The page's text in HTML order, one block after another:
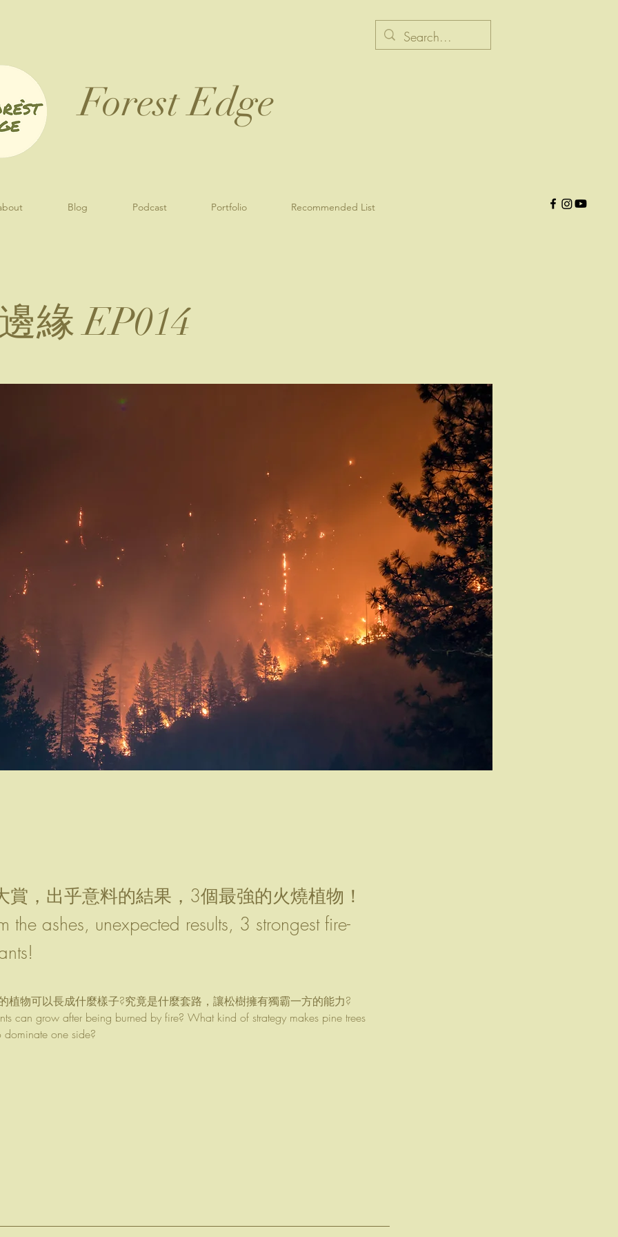
Forest Edge​
Blog Podcast Portfolio Recommended List
緣 EP014
賞，出乎意料的結果，3個最強的火燒植物！
the ashes, unexpected results, 3 strongest fire-
植物可以長成什麼樣子?究竟是什麼套路，讓松樹擁有獨霸一方的能力?
can grow after being burned by fire? What kind of strategy makes pine trees
dominate one side?